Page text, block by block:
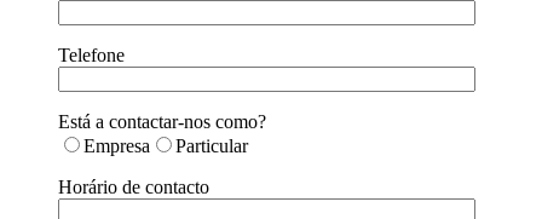
Telefone
Está a contactar-nos como?
Empresa
Particular
Horário de contacto